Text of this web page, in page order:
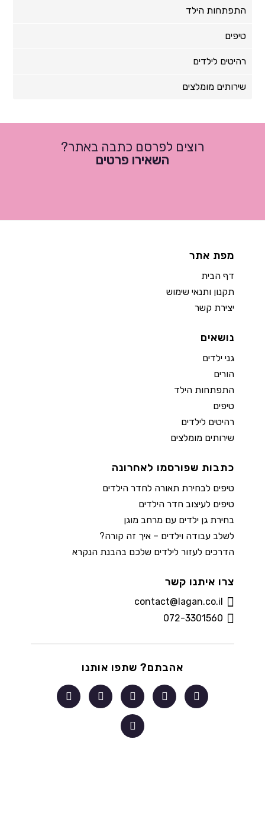
התפתחות הילד
טיפים
רהיטים לילדים
שירותים מומלצים
רוצים לפרסם כתבה באתר?
השאירו פרטים
מפת אתר
דף הבית
תקנון ותנאי שימוש
יצירת קשר
נושאים
גני ילדים
הורים
התפתחות הילד
טיפים
רהיטים לילדים
שירותים מומלצים
כתבות שפורסמו לאחרונה
טיפים לבחירת תאורה לחדר הילדים
טיפים לעיצוב חדר הילדים
בחירת גן ילדים עם מרחב מוגן
לשלב עבודה וילדים – איך זה קורה?
הדרכים לעזור לילדים שלכם בהבנת הנקרא
צרו איתנו קשר
contact@lagan.co.il
072-3301560
אהבתם? שתפו אותנו